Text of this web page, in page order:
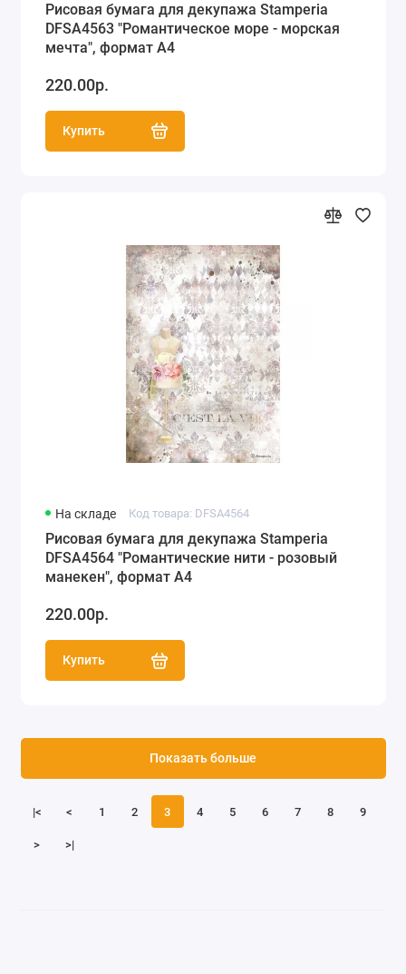
Рисовая бумага для декупажа Stamperia
DFSA4563 "Романтическое море - морская
мечта", формат А4
220.00р.
Купить
На складе Код товара: DFSA4564
Рисовая бумага для декупажа Stamperia
DFSA4564 "Романтические нити - розовый
манекен", формат А4
220.00р.
Купить
|< < 1 2 3 4 5 6 7 8 9
> >|
Показать больше